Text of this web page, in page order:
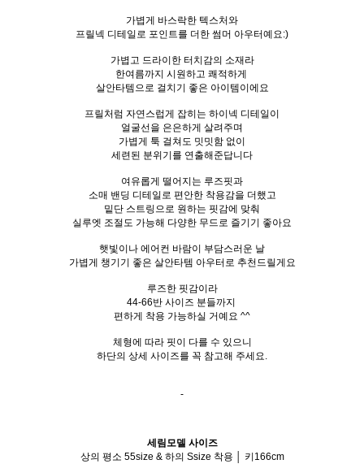
가볍게 바스락한 텍스처와
프릴넥 디테일로 포인트를 더한 썸머 아우터예요:)
가볍고 드라이한 터치감의 소재라
한여름까지 시원하고 쾌적하게
살안타템으로 걸치기 좋은 아이템이에요
프릴처럼 자연스럽게 잡히는 하이넥 디테일이
얼굴선을 은은하게 살려주며
가볍게 툭 걸쳐도 밋밋함 없이
세련된 분위기를 연출해준답니다
여유롭게 떨어지는 루즈핏과
소매 밴딩 디테일로 편안한 착용감을 더했고
밑단 스트링으로 원하는 핏감에 맞춰
실루엣 조절도 가능해 다양한 무드로 즐기기 좋아요
햇빛이나 에어컨 바람이 부담스러운 날
가볍게 챙기기 좋은 살안타템 아우터로 추천드릴게요
루즈한 핏감이라
44-66반 사이즈 분들까지
편하게 착용 가능하실 거예요 ^^
체형에 따라 핏이 다를 수 있으니
하단의 상세 사이즈를 꼭 참고해 주세요.
-
세림모델 사이즈
상의 평소 55size & 하의 Ssize 착용 │ 키166cm